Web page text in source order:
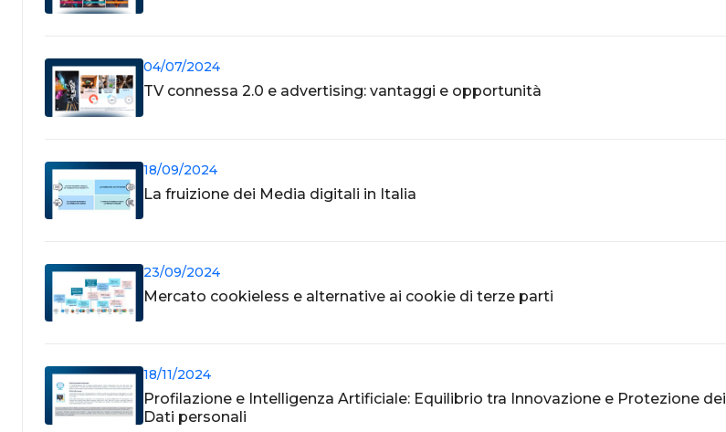
04/07/2024
TV connessa 2.0 e advertising: vantaggi e opportunità
18/09/2024
La fruizione dei Media digitali in Italia
23/09/2024
Mercato cookieless e alternative ai cookie di terze parti
18/11/2024
Profilazione e Intelligenza Artificiale: Equilibrio tra Innovazione e Protezione dei
Dati personali